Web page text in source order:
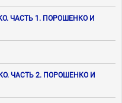
ЧАСТЬ 1. ПОРОШЕНКО И
ЧАСТЬ 2. ПОРОШЕНКО И